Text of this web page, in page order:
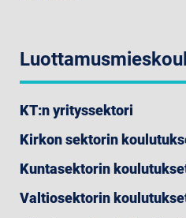
KT:n yrityssektori
Kirkon sektorin
Kuntasektorin
Valtiosektorin